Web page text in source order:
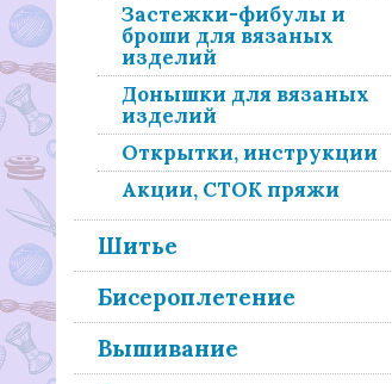
Застежки-фибулы и
броши для вязаных
изделий
Донышки для вязаных
изделий
Открытки, инструкции
Акции, СТОК пряжи
Шитье
Бисероплетение
Вышивание